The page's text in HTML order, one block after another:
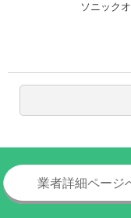
ソニック
業者詳細ページ